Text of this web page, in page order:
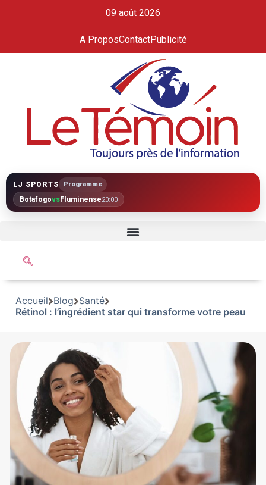
09 août 2026
A ProposContactPublicité
LJ SPORTS Programme
BotafogovsFluminense20:00
Accueil Blog Santé
Rétinol : l’ingrédient star qui transforme votre peau